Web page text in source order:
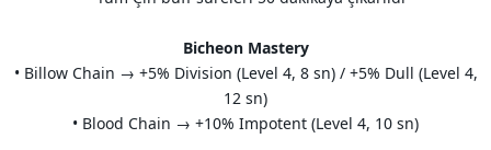
Bicheon Mastery
• Billow Chain → +5% Division (Level 4, 8 sn) / +5% Dull (Level 4,
12 sn)
• Blood Chain → +10% Impotent (Level 4, 10 sn)